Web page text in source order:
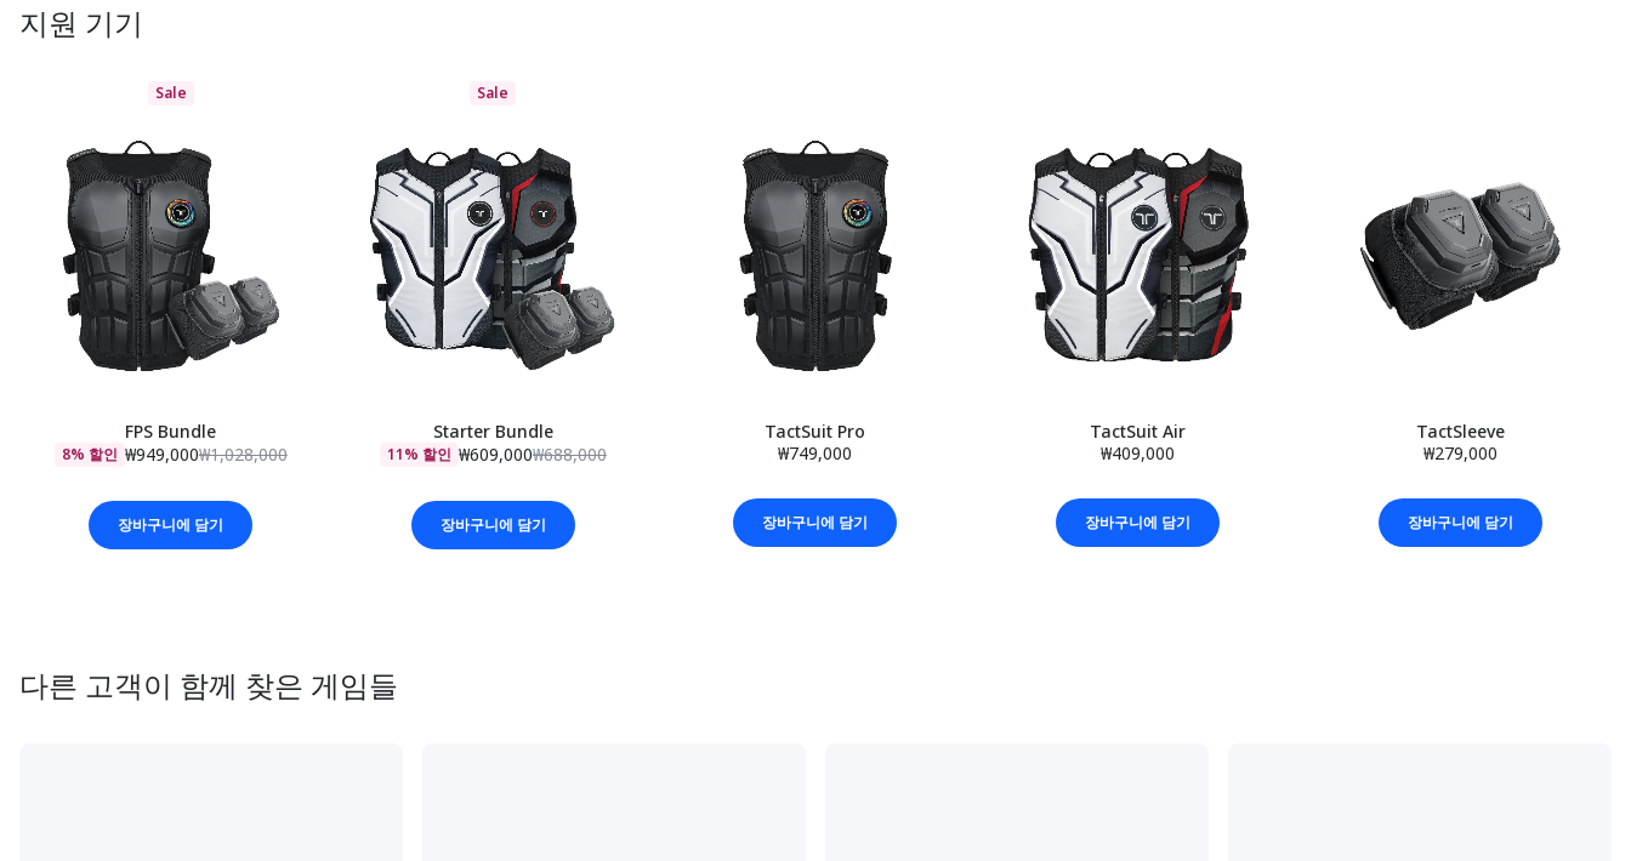
지원 기기
Sale
FPS Bundle
8% 할인 ₩949,000₩1,028,000
장바구니에 담기
Sale
Starter Bundle
11% 할인 ₩609,000₩688,000
장바구니에 담기
TactSuit Pro
₩749,000
장바구니에 담기
TactSuit Air
₩409,000
장바구니에 담기
TactSleeve
₩279,000
장바구니에 담기
다른 고객이 함께 찾은 게임들